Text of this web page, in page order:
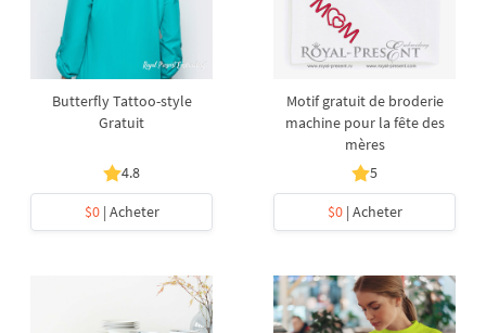
Butterfly Tattoo-style
Gratuit
4.8
$0| Acheter
Motif gratuit de broderie
machine pour la fête des
mères
5
$0| Acheter